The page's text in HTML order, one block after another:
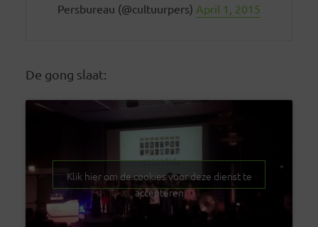
Persbureau (@cultuurpers) April 1, 2015
De gong slaat:
Klik hier om de cookies voor deze dienst te
accepteren